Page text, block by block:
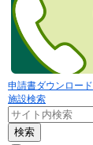
申請書ダウンロード
施設検索
検索